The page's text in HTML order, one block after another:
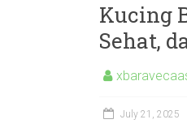
Kucing
Sehat,
July 21, 2025